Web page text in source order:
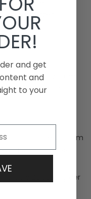
um die
zu stützen.
angepasst und
um
Stelle zu halten.
Handballen an, um
um ~ 10 bis 15
die Belastung der
and get
and
to your